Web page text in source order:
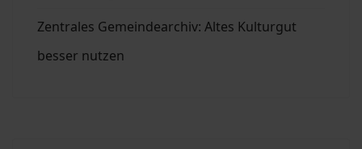
Zentrales Gemeindearchiv: Altes Kulturgut
besser nutzen